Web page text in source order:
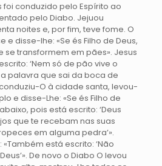
foi conduzido pelo Espírito ao
pelo Diabo. Jejuou
noites e, por fim, teve fome. O
disse-lhe: «Se és Filho de Deus,
se transformem em pães». Jesus
‘Nem só de pão vive o
palavra que sai da boca de
conduziu-O à cidade santa, levou-
e disse-Lhe: «Se és Filho de
pois está escrito: ‘Deus
que te recebam nas suas
em alguma pedra’».
está escrito: ‘Não
De novo o Diabo O levou